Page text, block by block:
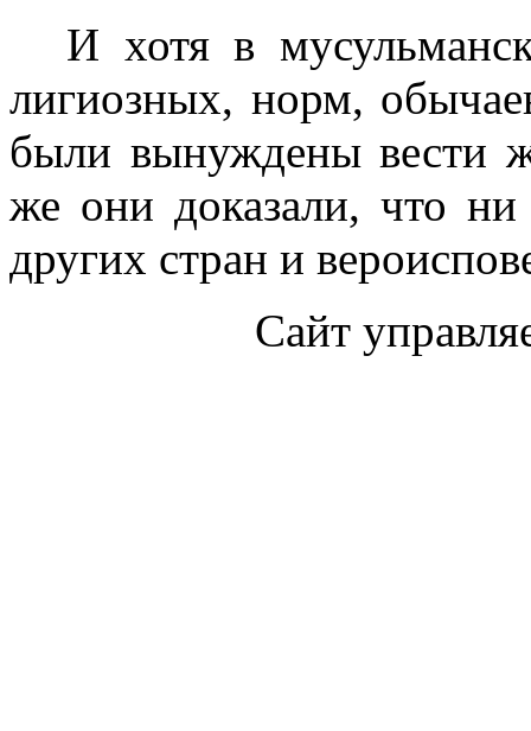
И хотя в
лигиозных, норм,
были вынуждены вести
же они доказали, что
других стран и
Сайт